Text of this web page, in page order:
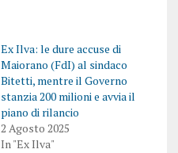
Ex Ilva: le dure accuse di
Maiorano (FdI) al sindaco
Bitetti, mentre il Governo
stanzia 200 milioni e avvia il
piano di rilancio
2 Agosto 2025
In "Ex Ilva"